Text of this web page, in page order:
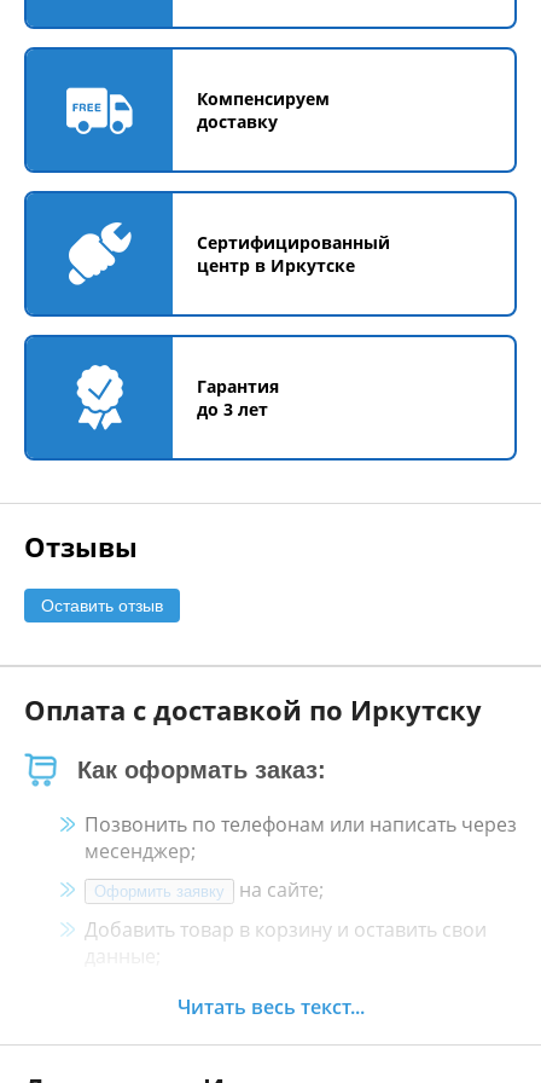
Компенсируем
доставку
Сертифицированный
центр в Иркутске
Гарантия
до 3 лет
Отзывы
Оставить отзыв
Оплата с доставкой по Иркутску
Как оформать заказ:
Позвонить по телефонам или написать через
месенджер;
Оформить заявку
на сайте;
Добавить товар в корзину и оставить свои
данные;
Менеджер свяжется с Вами в течение 30
Читать весь текст...